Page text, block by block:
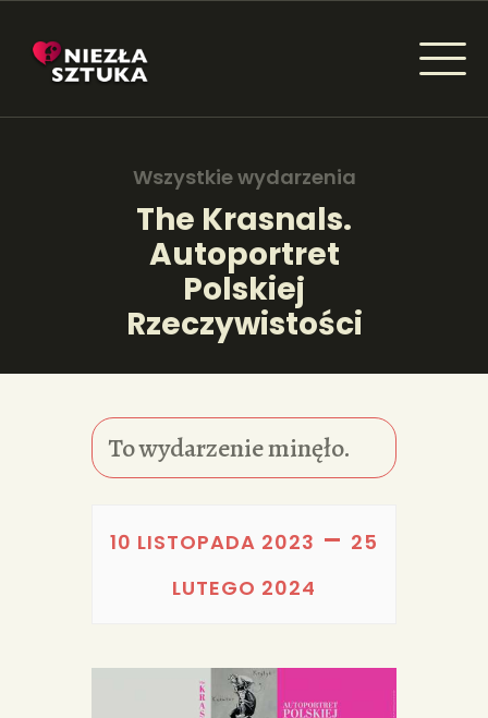
Wszystkie wydarzenia
The Krasnals.
Autoportret
Polskiej
Rzeczywistości
NIEZŁA SZTUKA - NEWSY
AKTUALNOŚCI
WYDARZENIA
KSIĄŻKI
REDAKCJA
To wydarzenie minęło.
10 LISTOPADA 2023 – 25
LUTEGO 2024